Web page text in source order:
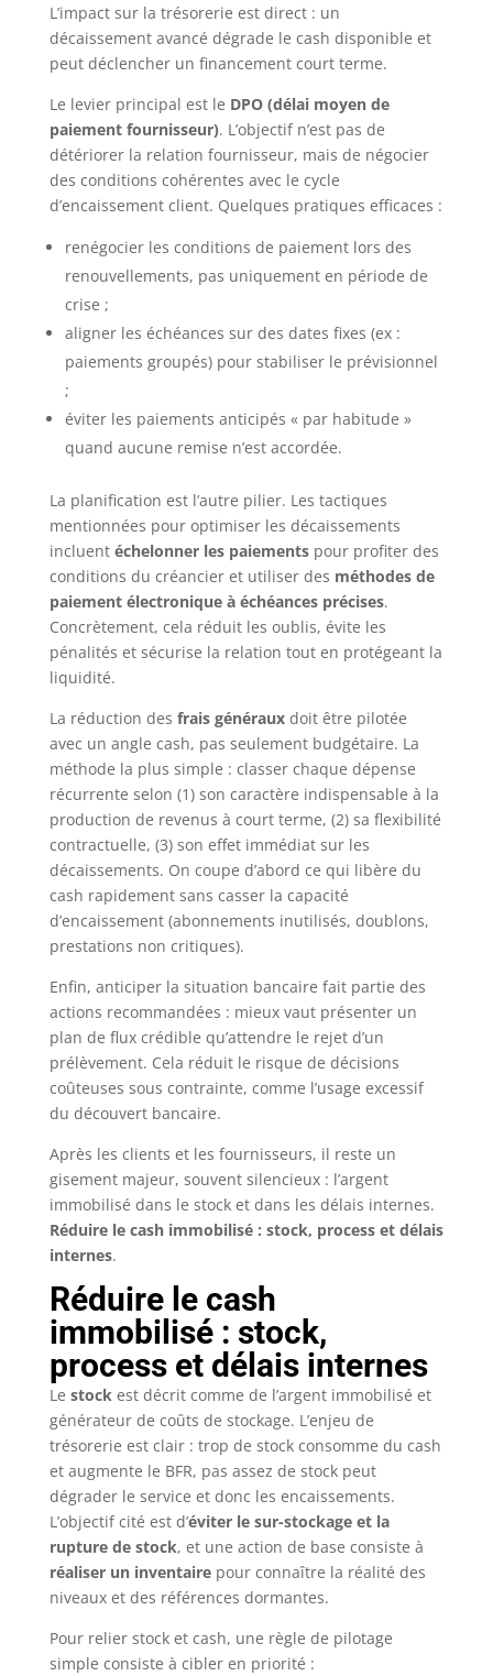
L’impact sur la trésorerie est direct : un
décaissement avancé dégrade le cash disponible et
peut déclencher un financement court terme.
Le levier principal est le DPO (délai moyen de
paiement fournisseur). L’objectif n’est pas de
détériorer la relation fournisseur, mais de négocier
des conditions cohérentes avec le cycle
d’encaissement client. Quelques pratiques efficaces :
renégocier les conditions de paiement lors des
renouvellements, pas uniquement en période de
crise ;
aligner les échéances sur des dates fixes (ex :
paiements groupés) pour stabiliser le prévisionnel
;
éviter les paiements anticipés « par habitude »
quand aucune remise n’est accordée.
La planification est l’autre pilier. Les tactiques
mentionnées pour optimiser les décaissements
incluent échelonner les paiementspour profiter des
conditions du créancier et utiliser des méthodes de
paiement électronique à échéances précises.
Concrètement, cela réduit les oublis, évite les
pénalités et sécurise la relation tout en protégeant la
liquidité.
La réduction des frais générauxdoit être pilotée
avec un angle cash, pas seulement budgétaire. La
méthode la plus simple : classer chaque dépense
récurrente selon (1) son caractère indispensable à la
production de revenus à court terme, (2) sa flexibilité
contractuelle, (3) son effet immédiat sur les
décaissements. On coupe d’abord ce qui libère du
cash rapidement sans casser la capacité
d’encaissement (abonnements inutilisés, doublons,
prestations non critiques).
Enfin, anticiper la situation bancaire fait partie des
actions recommandées : mieux vaut présenter un
plan de flux crédible qu’attendre le rejet d’un
prélèvement. Cela réduit le risque de décisions
coûteuses sous contrainte, comme l’usage excessif
du découvert bancaire.
Après les clients et les fournisseurs, il reste un
gisement majeur, souvent silencieux : l’argent
immobilisé dans le stock et dans les délais internes.
Réduire le cash immobilisé : stock, process et délais
internes.
Réduire le cash
immobilisé : stock,
process et délais internes
Le stockest décrit comme de l’argent immobilisé et
générateur de coûts de stockage. L’enjeu de
trésorerie est clair : trop de stock consomme du cash
et augmente le BFR, pas assez de stock peut
dégrader le service et donc les encaissements.
L’objectif cité est d’éviter le sur-stockage et la
rupture de stock, et une action de base consiste à
réaliser un inventairepour connaître la réalité des
niveaux et des références dormantes.
Pour relier stock et cash, une règle de pilotage
simple consiste à cibler en priorité :